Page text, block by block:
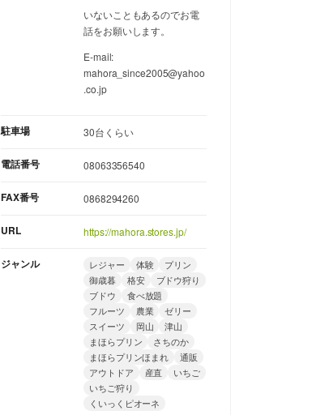
いないこともあるのでお電
話をお願いします。
E-mail:
mahora_since2005@yahoo
.co.jp
駐車場 30台くらい
電話番号 08063356540
FAX番号 0868294260
URL https://mahora.stores.jp/
ジャンル レジャー 体験
プリン
御歳暮
格安
ブドウ狩り
ブドウ
食べ放題
フルーツ
農業
ゼリー
スイーツ
岡山
津山
まほらプリン
さちのか
まほらプリンほまれ
通販
アウトドア
産直
いちご
いちご狩り
くいっくピオーネ